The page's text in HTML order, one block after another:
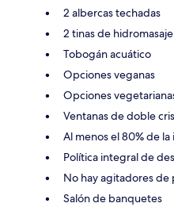
2 albercas techadas
2 tinas de hidromasaje
Tobogán acuático
Opciones veganas
Opciones
Ventanas de doble
Al menos el 80% de la
Política integral de
No hay agitadores de
Salón de banquetes